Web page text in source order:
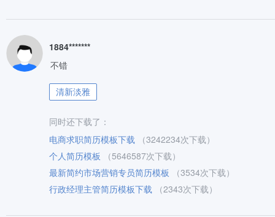
1884*******
不错
清新淡雅
同时还下载了：
电商求职简历模板下载
（3242234次下载）
个人简历模板
（5646587次下载）
最新简约市场营销专员简历模板
（3534次下载）
行政经理主管简历模板下载
（2343次下载）